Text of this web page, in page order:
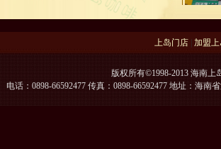
上岛门店 加盟
版权所有©1998-2013 海南上
电话：0898-66592477 传真：0898-66592477 地址：海南